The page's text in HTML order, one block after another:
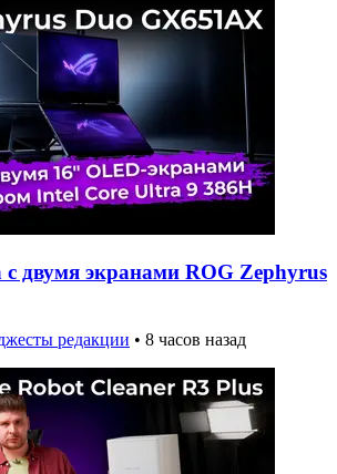
с двумя экранами ROG Zephyrus
редакции • 8 часов назад